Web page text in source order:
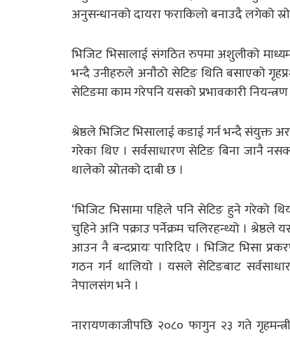
अनुसन्धानको दायरा फराकिलो बनाउदै लगेको
भिजिट भिसालाई संगठित रुपमा अशुलीको
भन्दै उनीहरुले अनाैठो सेटिङ थिति बसाएको
सेटिङमा काम गरेपनि यसको प्रभावकारी
श्रेष्ठले भिजिट भिसालाई कडाई गर्न भन्दै
गरेका थिए । सर्वसाधारण सेटिङ बिना जानै
थालेको स्रोतको दाबी छ ।
‘भिजिट भिसामा पहिले पनि सेटिङ हुने गरेको
चुहिने अनि पक्राउ पर्नेक्रम चलिरहन्थ्यो ।
आउन नै बन्दप्रायः पारिदिए । भिजिट भिसा
गठन गर्न थालियो । यसले सेटिङबाट
नेपालसंग भने ।
नारायणकाजीपछि २०८० फागुन २३ गते गृहमन्त्री